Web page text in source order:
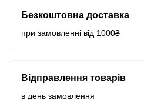
Безкоштовна доставка
при замовленні від 1000₴
Відправлення товарів
в день замовлення